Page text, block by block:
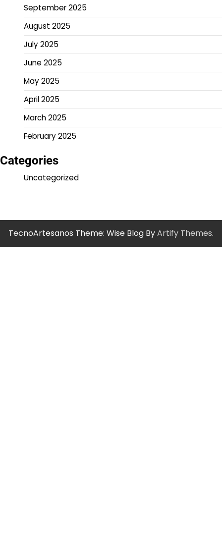
September 2025
August 2025
July 2025
June 2025
May 2025
April 2025
March 2025
February 2025
Categories
Uncategorized
TecnoArtesanos Theme: Wise Blog ByArtify Themes.